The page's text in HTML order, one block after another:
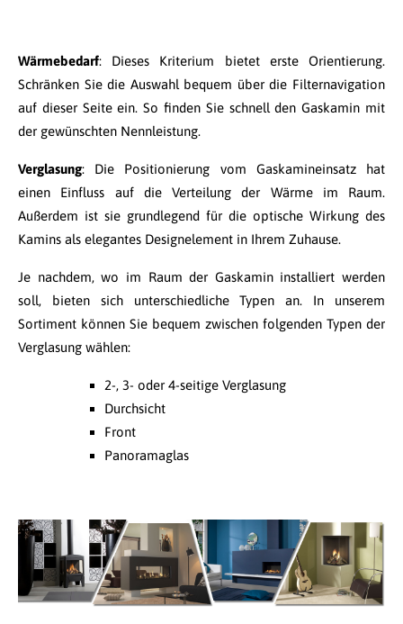
Wärmebedarf: Dieses Kriterium bietet erste Orientierung.
Schränken Sie die Auswahl bequem über die Filternavigation
auf dieser Seite ein. So finden Sie schnell den Gaskamin mit
der gewünschten Nennleistung.
Verglasung: Die Positionierung vom Gaskamineinsatz hat
einen Einfluss auf die Verteilung der Wärme im Raum.
Außerdem ist sie grundlegend für die optische Wirkung des
Kamins als elegantes Designelement in Ihrem Zuhause.
Je nachdem, wo im Raum der Gaskamin installiert werden
soll, bieten sich unterschiedliche Typen an. In unserem
Sortiment können Sie bequem zwischen folgenden Typen der
Verglasung wählen:
2-, 3- oder 4-seitige Verglasung
Durchsicht
Front
Panoramaglas